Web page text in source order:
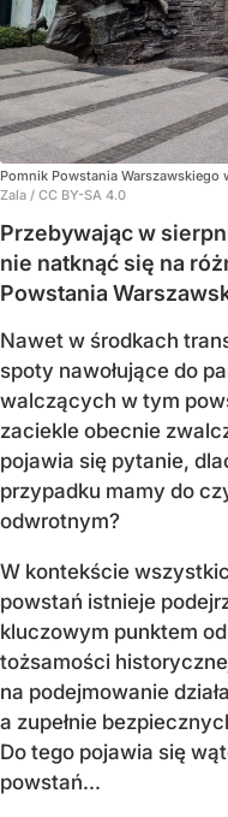
Pomnik Powstania Warszawskiego
Zala / CC BY-SA 4.0
Przebywając w
nie natknąć się na
Powstania
Nawet w środkach
spoty nawołujące do
walczących w tym
zaciekle obecnie
pojawia się pytanie,
przypadku mamy do
odwrotnym?
W kontekście
powstań istnieje
kluczowym punktem
tożsamości
na podejmowanie
a zupełnie
Do tego pojawia się
powstań...